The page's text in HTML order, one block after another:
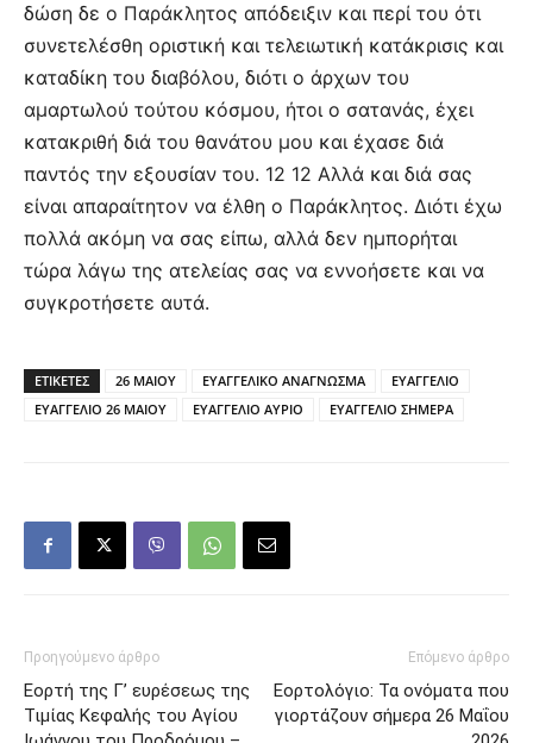
δώση δε ο Παράκλητος απόδειξιν και περί του ότι
συνετελέσθη οριστική και τελειωτική κατάκρισις και
καταδίκη του διαβόλου, διότι ο άρχων του
αμαρτωλού τούτου κόσμου, ήτοι ο σατανάς, έχει
κατακριθή διά του θανάτου μου και έχασε διά
παντός την εξουσίαν του. 12 12 Αλλά και διά σας
είναι απαραίτητον να έλθη ο Παράκλητος. Διότι έχω
πολλά ακόμη να σας είπω, αλλά δεν ημπορήται
τώρα λάγω της ατελείας σας να εννοήσετε και να
συγκροτήσετε αυτά.
ΕΤΙΚΕΤΕΣ 26 ΜΑΙΟΥ ΕΥΑΓΓΕΛΙΚΟ ΑΝΑΓΝΩΣΜΑ
ΕΥΑΓΓΕΛΙΟ
ΕΥΑΓΓΕΛΙΟ 26 ΜΑΙΟΥ
ΕΥΑΓΓΕΛΙΟ ΑΥΡΙΟ ΕΥΑΓΓΕΛΙΟ ΣΗΜΕΡΑ
Προηγούμενο άρθρο
Εορτή της Γ’ ευρέσεως της
Τιμίας Κεφαλής του Αγίου
Επόμενο άρθρο
Εορτολόγιο: Τα ονόματα που
γιορτάζουν σήμερα 26 Μαΐου